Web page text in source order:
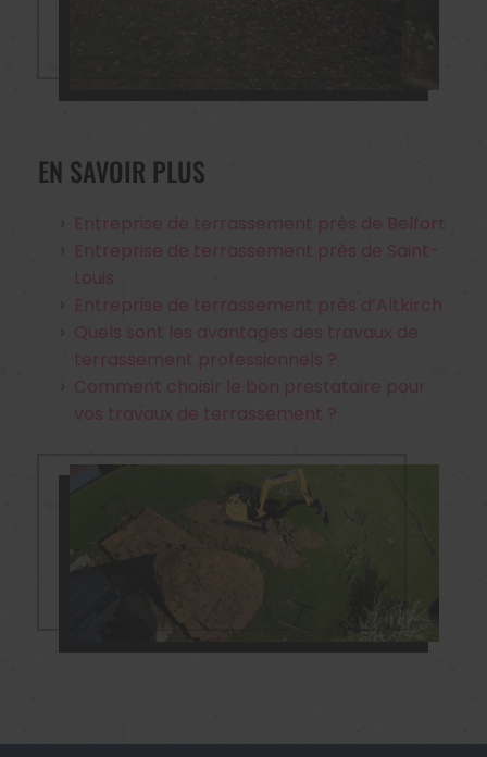
EN SAVOIR PLUS
Entreprise de terrassement près de Belfort
Entreprise de terrassement près de Saint-
Louis
Entreprise de terrassement près d’Altkirch
Quels sont les avantages des travaux de
terrassement professionnels ?
Comment choisir le bon prestataire pour
vos travaux de terrassement ?